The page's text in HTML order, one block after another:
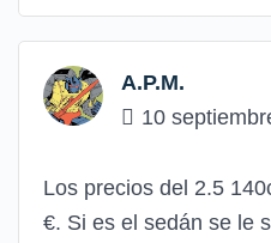
A.P.M.
10
Los precios del 2.5
€. Si es el sedán se le